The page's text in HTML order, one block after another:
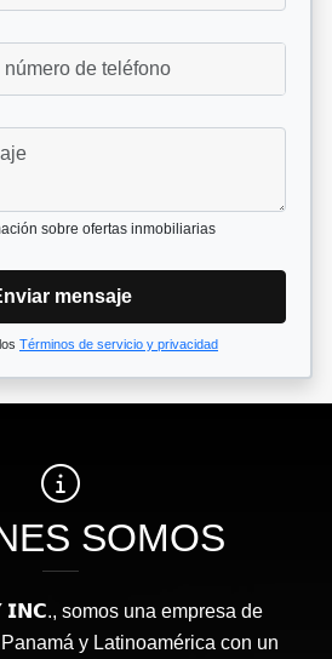
sobre ofertas inmobiliarias
mensaje
Términos de servicio y privacidad
SOMOS
somos una empresa de
y Latinoamérica con un